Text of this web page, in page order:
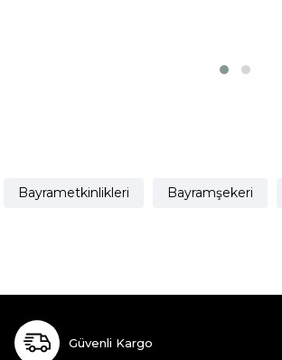
Bayrametkinlikleri Bayramşekeri
Güvenli Kargo